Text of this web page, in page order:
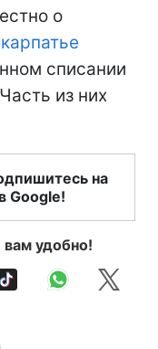
о
списании
из них
на
Google!
вам удобно!